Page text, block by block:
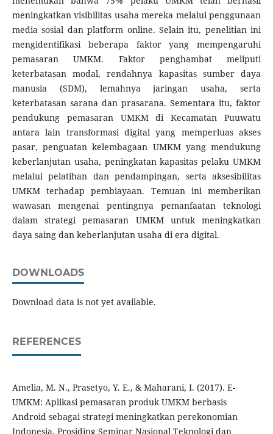
meningkatkan visibilitas usaha mereka melalui penggunaan
media sosial dan platform online. Selain itu, penelitian ini
mengidentifikasi beberapa faktor yang mempengaruhi
pemasaran UMKM. Faktor penghambat meliputi
keterbatasan modal, rendahnya kapasitas sumber daya
manusia (SDM), lemahnya jaringan usaha, serta
keterbatasan sarana dan prasarana. Sementara itu, faktor
pendukung pemasaran UMKM di Kecamatan Puuwatu
antara lain transformasi digital yang memperluas akses
pasar, penguatan kelembagaan UMKM yang mendukung
keberlanjutan usaha, peningkatan kapasitas pelaku UMKM
melalui pelatihan dan pendampingan, serta aksesibilitas
UMKM terhadap pembiayaan. Temuan ini memberikan
wawasan mengenai pentingnya pemanfaatan teknologi
dalam strategi pemasaran UMKM untuk meningkatkan
daya saing dan keberlanjutan usaha di era digital.
DOWNLOADS
Download data is not yet available.
REFERENCES
Amelia, M. N., Prasetyo, Y. E., & Maharani, I. (2017). E-
UMKM: Aplikasi pemasaran produk UMKM berbasis
Android sebagai strategi meningkatkan perekonomian
Indonesia. Prosiding Seminar Nasional Teknologi dan